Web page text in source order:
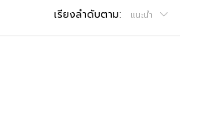
เรียงลำดับตาม: แนะนำ